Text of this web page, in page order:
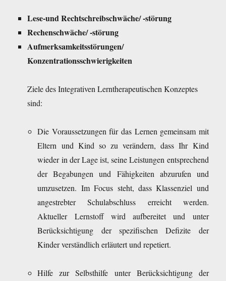
Lese-und Rechtschreibschwäche/ -störung
Rechenschwäche/ -störung
Aufmerksamkeitsstörungen/
Konzentrationsschwierigkeiten
Ziele des Integrativen Lerntherapeutischen Konzeptes
sind:
Die Voraussetzungen für das Lernen gemeinsam mit
Eltern und Kind so zu verändern, dass Ihr Kind
wieder in der Lage ist, seine Leistungen entsprechend
der Begabungen und Fähigkeiten abzurufen und
umzusetzen. Im Focus steht, dass Klassenziel und
angestrebter Schulabschluss erreicht werden.
Aktueller Lernstoff wird aufbereitet und unter
Berücksichtigung der spezifischen Defizite der
Kinder verständlich erläutert und repetiert.
Hilfe zur Selbsthilfe unter Berücksichtigung der